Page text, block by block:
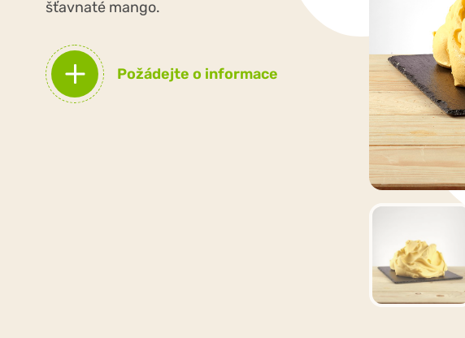
šťavnaté mango.
Požádejte o informace